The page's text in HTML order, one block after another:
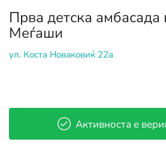
Прва детска амбасада
Меѓаши
ул. Коста Новаковиќ 22а
Активноста е